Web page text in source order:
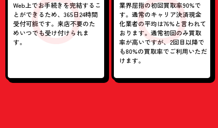
Web上でお手続きを完結するこ
とができるため、365日24時間
受付可能です。来店不要のた
め いつでも受け付けられま
す。
業界屈指の初回買取率90%で
す。 通常のキャリア決済現金
化業者の平均は76%と言われて
おります。 通常初回のみ買取
率が高いですが、 2回目以降で
も80%の買取率でご利用いただ
けます。